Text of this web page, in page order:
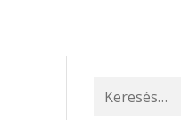
Search
for: